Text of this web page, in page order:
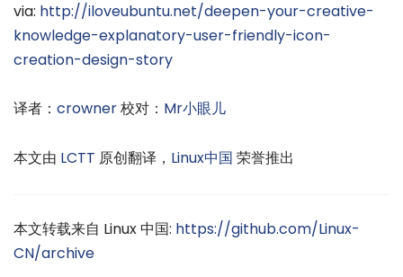
via: http://iloveubuntu.net/deepen-your-creative-
knowledge-explanatory-user-friendly-icon-
creation-design-story
译者： crowner校对： Mr小眼儿
本文由 LCTT 原创翻译， Linux中国 荣誉推出
本文转载来自 Linux 中国: https://github.com/Linux-
CN/archive